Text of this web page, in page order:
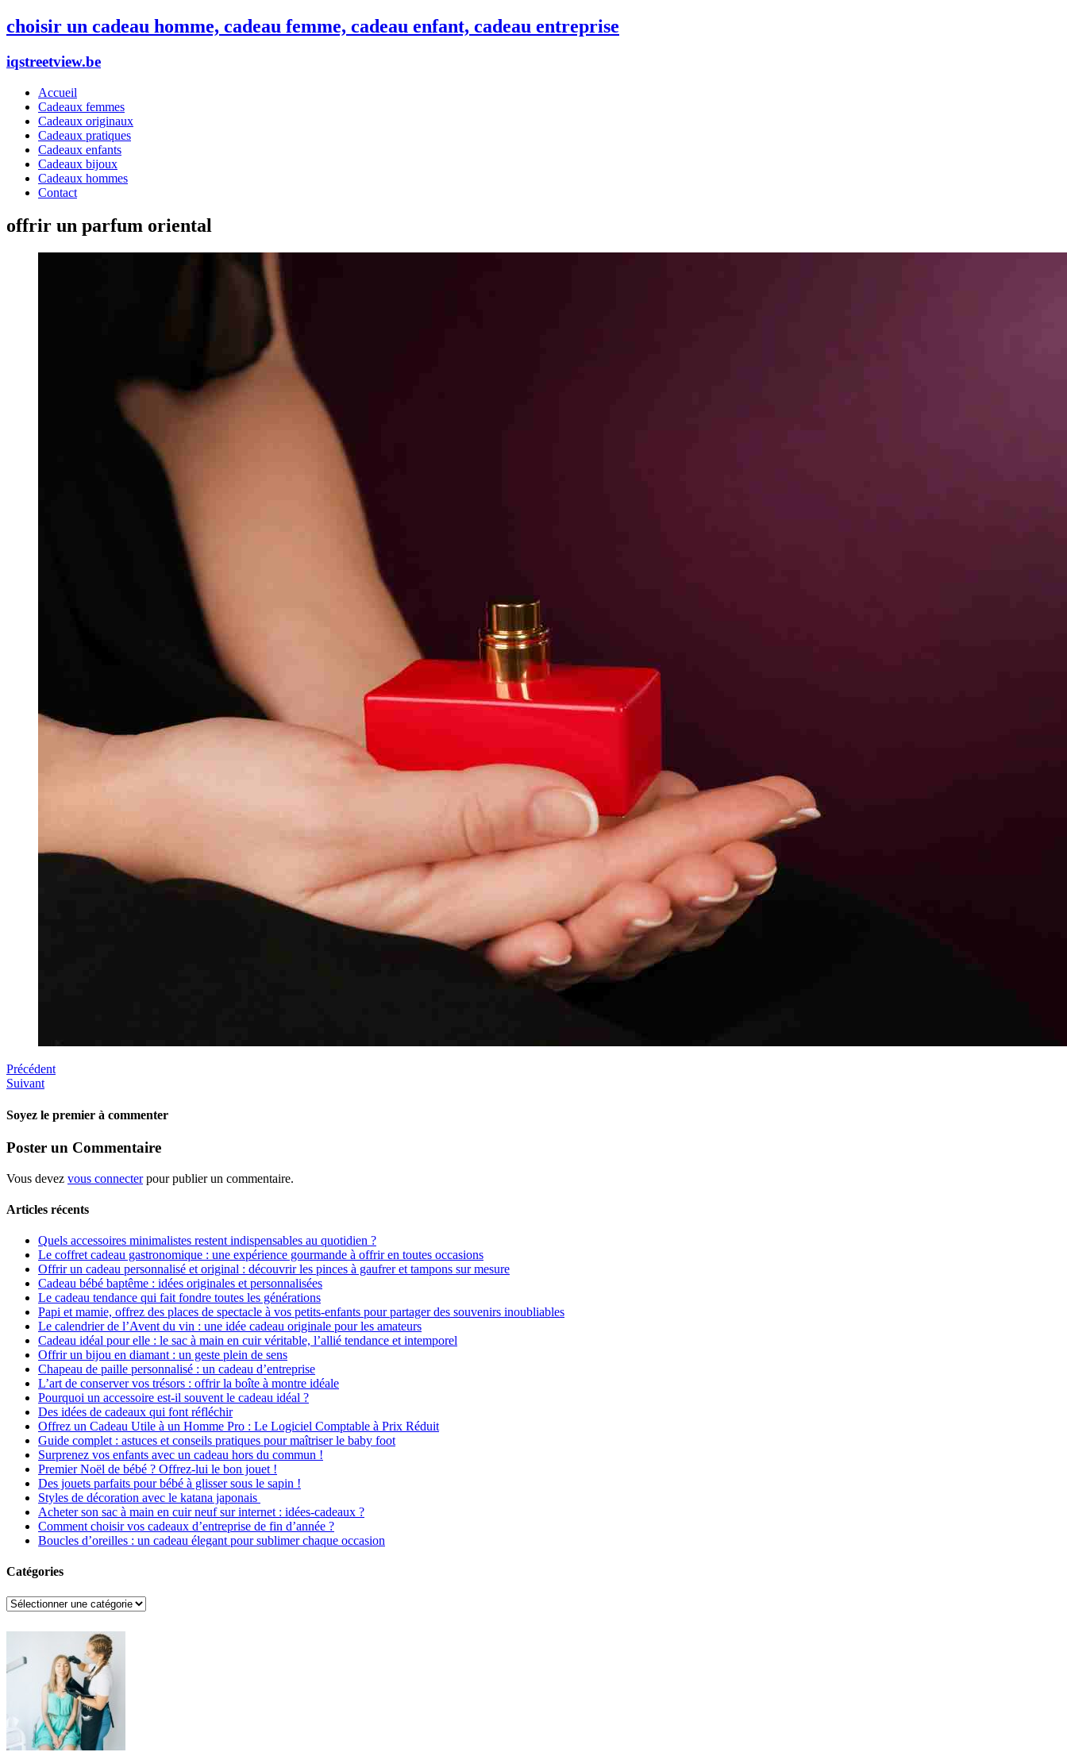
choisir un cadeau homme, cadeau femme, cadeau enfant, cadeau entreprise
iqstreetview.be
Accueil
Cadeaux femmes
Cadeaux originaux
Cadeaux pratiques
Cadeaux enfants
Cadeaux bijoux
Cadeaux hommes
Contact
offrir un parfum oriental
Précédent
Suivant
Soyez le premier à commenter
Poster un Commentaire
Vous devez vous connecterpour publier un commentaire.
Articles récents
Quels accessoires minimalistes restent indispensables au quotidien ?
Le coffret cadeau gastronomique : une expérience gourmande à offrir en toutes occasions
Offrir un cadeau personnalisé et original : découvrir les pinces à gaufrer et tampons sur mesure
Cadeau bébé baptême : idées originales et personnalisées
Le cadeau tendance qui fait fondre toutes les générations
Papi et mamie, offrez des places de spectacle à vos petits-enfants pour partager des souvenirs inoubliables
Le calendrier de l’Avent du vin : une idée cadeau originale pour les amateurs
Cadeau idéal pour elle : le sac à main en cuir véritable, l’allié tendance et intemporel
Offrir un bijou en diamant : un geste plein de sens
Chapeau de paille personnalisé : un cadeau d’entreprise
L’art de conserver vos trésors : offrir la boîte à montre idéale
Pourquoi un accessoire est-il souvent le cadeau idéal ?
Des idées de cadeaux qui font réfléchir
Offrez un Cadeau Utile à un Homme Pro : Le Logiciel Comptable à Prix Réduit
Guide complet : astuces et conseils pratiques pour maîtriser le baby foot
Surprenez vos enfants avec un cadeau hors du commun !
Premier Noël de bébé ? Offrez-lui le bon jouet !
Des jouets parfaits pour bébé à glisser sous le sapin !
Styles de décoration avec le katana japonais
Acheter son sac à main en cuir neuf sur internet : idées-cadeaux ?
Comment choisir vos cadeaux d’entreprise de fin d’année ?
Boucles d’oreilles : un cadeau élegant pour sublimer chaque occasion
Catégories
Catégories